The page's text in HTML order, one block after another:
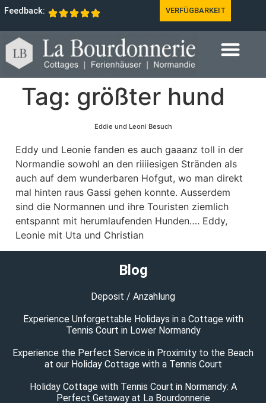
Feedback: VERFÜGBARKEIT
Tag: größter hund
Eddie und Leoni Besuch
Eddy und Leonie fanden es auch gaaanz toll in der
Normandie sowohl an den riiiiesigen Stränden als
auch auf dem wunderbaren Hofgut, wo man direkt
mal hinten raus Gassi gehen konnte. Ausserdem
sind die Normannen und ihre Touristen ziemlich
entspannt mit herumlaufenden Hunden…. Eddy,
Leonie mit Uta und Christian
Blog
Deposit / Anzahlung
Experience Unforgettable Holidays in a Cottage with
Tennis Court in Lower Normandy
Experience the Perfect Service in Proximity to the Beach
at our Holiday Cottage with a Tennis Court
Holiday Cottage with Tennis Court in Normandy: A
Perfect Getaway at La Bourdonnerie